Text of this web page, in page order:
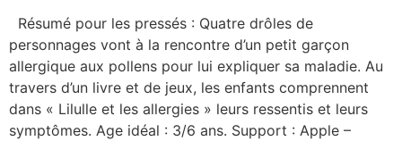
Résumé pour les pressés : Quatre drôles de
personnages vont à la rencontre d’un petit garçon
allergique aux pollens pour lui expliquer sa maladie. Au
travers d’un livre et de jeux, les enfants comprennent
dans « Lilulle et les allergies » leurs ressentis et leurs
symptômes. Age idéal : 3/6 ans. Support : Apple –